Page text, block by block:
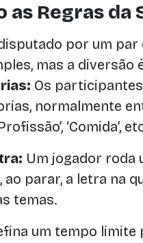
as Regras da
por um
mas a diversão
Os
normalmente
‘Comida’,
Um jogador roda
parar, a letra na
temas.
um tempo limite